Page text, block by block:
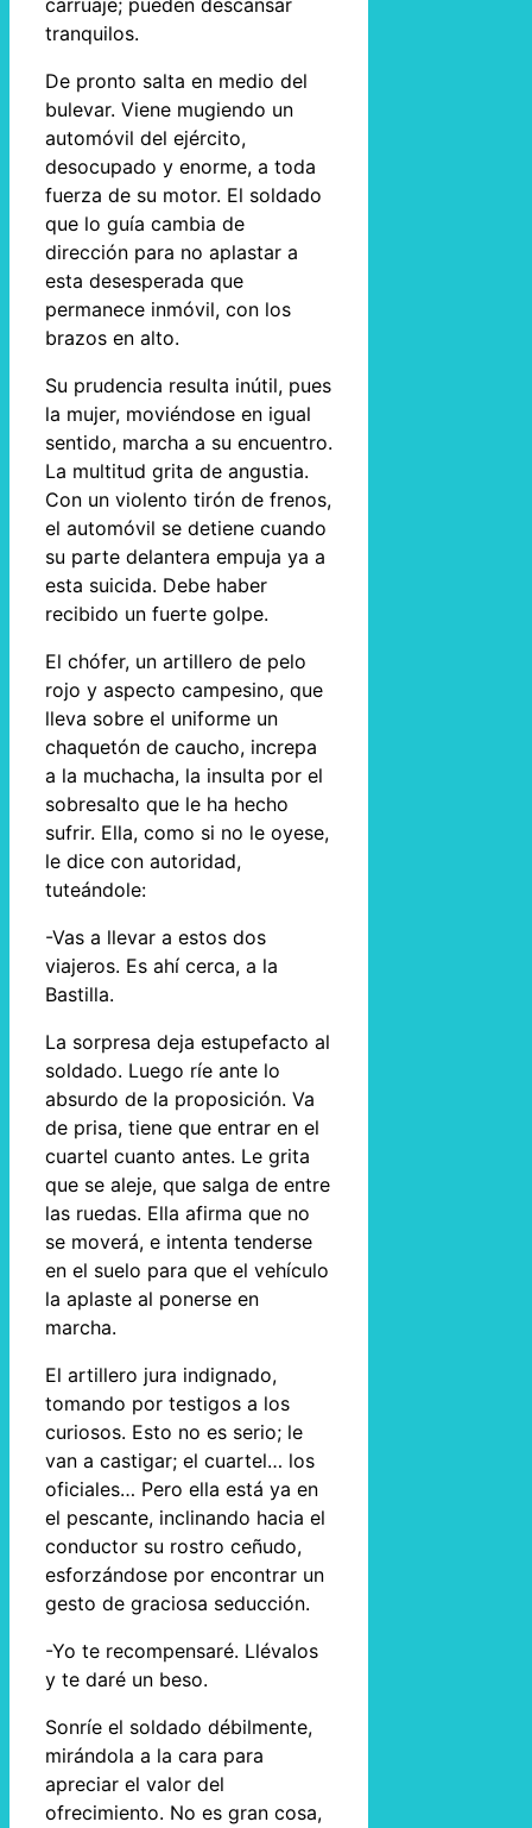
carruaje; pueden descansar
tranquilos.
De pronto salta en medio del
bulevar. Viene mugiendo un
automóvil del ejército,
desocupado y enorme, a toda
fuerza de su motor. El soldado
que lo guía cambia de
dirección para no aplastar a
esta desesperada que
permanece inmóvil, con los
brazos en alto.
Su prudencia resulta inútil, pues
la mujer, moviéndose en igual
sentido, marcha a su encuentro.
La multitud grita de angustia.
Con un violento tirón de frenos,
el automóvil se detiene cuando
su parte delantera empuja ya a
esta suicida. Debe haber
recibido un fuerte golpe.
El chófer, un artillero de pelo
rojo y aspecto campesino, que
lleva sobre el uniforme un
chaquetón de caucho, increpa
a la muchacha, la insulta por el
sobresalto que le ha hecho
sufrir. Ella, como si no le oyese,
le dice con autoridad,
tuteándole:
-Vas a llevar a estos dos
viajeros. Es ahí cerca, a la
Bastilla.
La sorpresa deja estupefacto al
soldado. Luego ríe ante lo
absurdo de la proposición. Va
de prisa, tiene que entrar en el
cuartel cuanto antes. Le grita
que se aleje, que salga de entre
las ruedas. Ella afirma que no
se moverá, e intenta tenderse
en el suelo para que el vehículo
la aplaste al ponerse en
marcha.
El artillero jura indignado,
tomando por testigos a los
curiosos. Esto no es serio; le
van a castigar; el cuartel… los
oficiales… Pero ella está ya en
el pescante, inclinando hacia el
conductor su rostro ceñudo,
esforzándose por encontrar un
gesto de graciosa seducción.
-Yo te recompensaré. Llévalos
y te daré un beso.
Sonríe el soldado débilmente,
mirándola a la cara para
apreciar el valor del
ofrecimiento. No es gran cosa,